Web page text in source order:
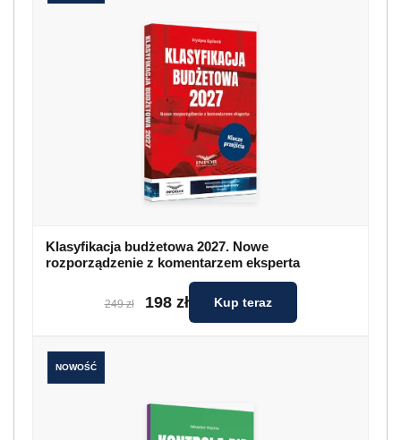
Klasyfikacja budżetowa 2027. Nowe
rozporządzenie z komentarzem eksperta
249 zł 198 zł Kup teraz
NOWOŚĆ